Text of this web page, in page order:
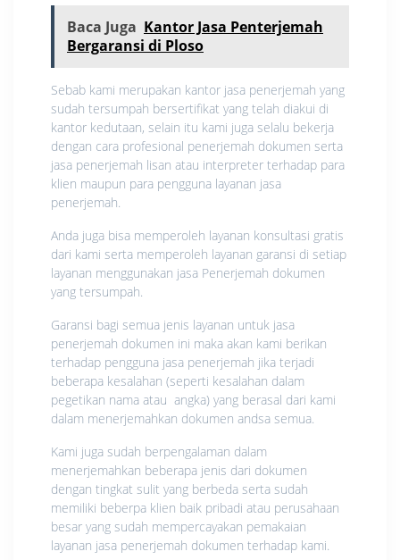
Baca Juga Kantor Jasa Penterjemah
Bergaransi di Ploso
Sebab kami merupakan kantor jasa penerjemah yang
sudah tersumpah bersertifikat yang telah diakui di
kantor kedutaan, selain itu kami juga selalu bekerja
dengan cara profesional penerjemah dokumen serta
jasa penerjemah lisan atau interpreter terhadap para
klien maupun para pengguna layanan jasa
penerjemah.
Anda juga bisa memperoleh layanan konsultasi gratis
dari kami serta memperoleh layanan garansi di setiap
layanan menggunakan jasa Penerjemah dokumen
yang tersumpah.
Garansi bagi semua jenis layanan untuk jasa
penerjemah dokumen ini maka akan kami berikan
terhadap pengguna jasa penerjemah jika terjadi
beberapa kesalahan (seperti kesalahan dalam
pegetikan nama atau angka) yang berasal dari kami
dalam menerjemahkan dokumen andsa semua.
Kami juga sudah berpengalaman dalam
menerjemahkan beberapa jenis dari dokumen
dengan tingkat sulit yang berbeda serta sudah
memiliki beberpa klien baik pribadi atau perusahaan
besar yang sudah mempercayakan pemakaian
layanan jasa penerjemah dokumen terhadap kami.